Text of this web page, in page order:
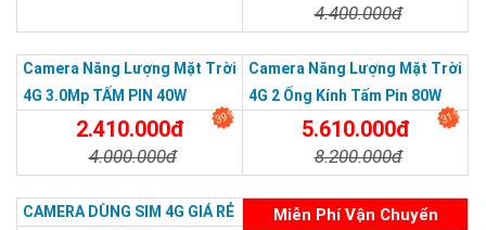
Quan sát mọi lúc mọi nơi
Phần mềm Camera CAMHI PRO
Ứng dụng của camera năng lượng mặt trời
4.400.000đ
39%
Camera Năng Lượng Mặt Trời
4G 3.0Mp TẤM PIN 40W
2.410.000đ
4.000.000đ
31%
Camera Năng Lượng Mặt Trời
4G 2 Ống Kính Tấm Pin 80W
5.610.000đ
8.200.000đ
CAMERA DÙNG SIM 4G GIÁ RẺ Miễn Phí Vận Chuyển